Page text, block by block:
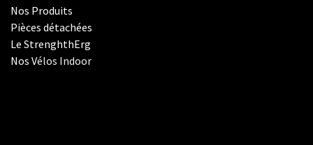
Nos Produits
Pièces détachées
Le StrenghthErg
Nos Vélos Indoor